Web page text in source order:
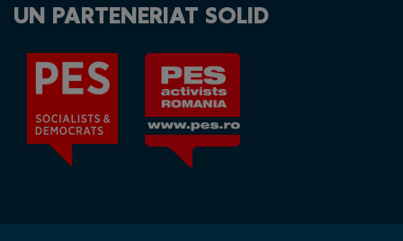
UN PARTENERIAT SOLID